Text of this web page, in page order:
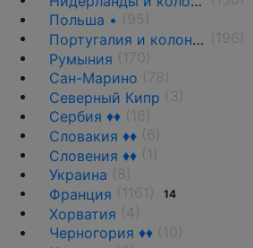
Польша •
Португалия и колонии
Румыния
Сан-Марино
Северный Кипр
Сербия ♦♦
Словакия ♦♦
Словения ♦♦
Украина
Франция
14
Хорватия
Черногория ♦♦